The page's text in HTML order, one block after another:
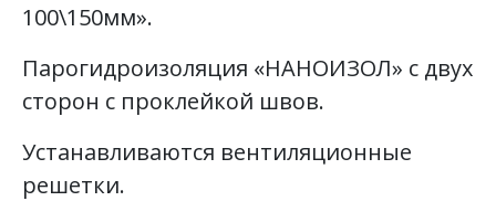
100\150мм».
Парогидроизоляция «НАНОИЗОЛ» с двух
сторон с проклейкой швов.
Устанавливаются вентиляционные
решетки.